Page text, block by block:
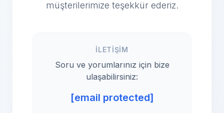
müşterilerimize teşekkür ederiz.
İLETIŞIM
Soru ve yorumlarınız için bize
ulaşabilirsiniz:
[email protected]